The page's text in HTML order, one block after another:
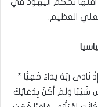
أقلها تحكم اليهود في
العلي العظيم.
نَادَى رَبَّهُ نِدَاءً خَفِيًّا *
شَيْبًا وَلَمْ أَكُنْ بِدُعَائِكَ